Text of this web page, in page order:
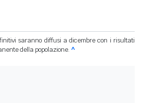
saranno diffusi a dicembre con i risultati
della popolazione. ^